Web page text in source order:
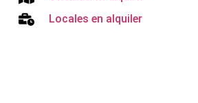
Locales en alquiler